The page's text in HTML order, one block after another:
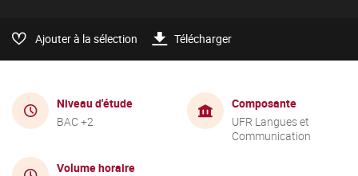
Ajouter à la sélection Télécharger
Niveau d'étude
BAC +2
Composante
UFR Langues et
Communication
Volume horaire